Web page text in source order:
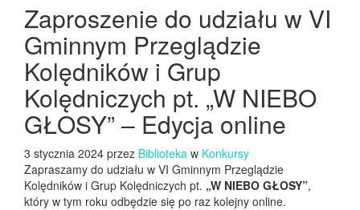
Zaproszenie do udziału w VI
Gminnym Przeglądzie
Kolędników i Grup
Kolędniczych pt. „W NIEBO
GŁOSY” – Edycja online
3 stycznia 2024 przez Biblioteka w Konkursy
Zapraszamy do udziału w VI Gminnym Przeglądzie
Kolędników i Grup Kolędniczych pt. „W NIEBO GŁOSY”,
który w tym roku odbędzie się po raz kolejny online.